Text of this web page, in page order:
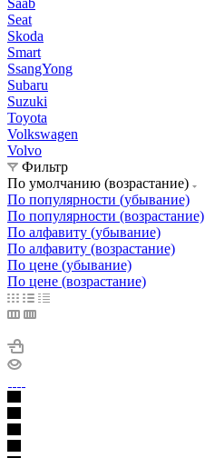
Seat
Skoda
Smart
SsangYong
Subaru
Suzuki
Toyota
Volkswagen
Volvo
Фильтр
По умолчанию (возрастание)
По популярности (убывание)
По популярности (возрастание)
По алфавиту (убывание)
По алфавиту (возрастание)
По цене (убывание)
По цене (возрастание)